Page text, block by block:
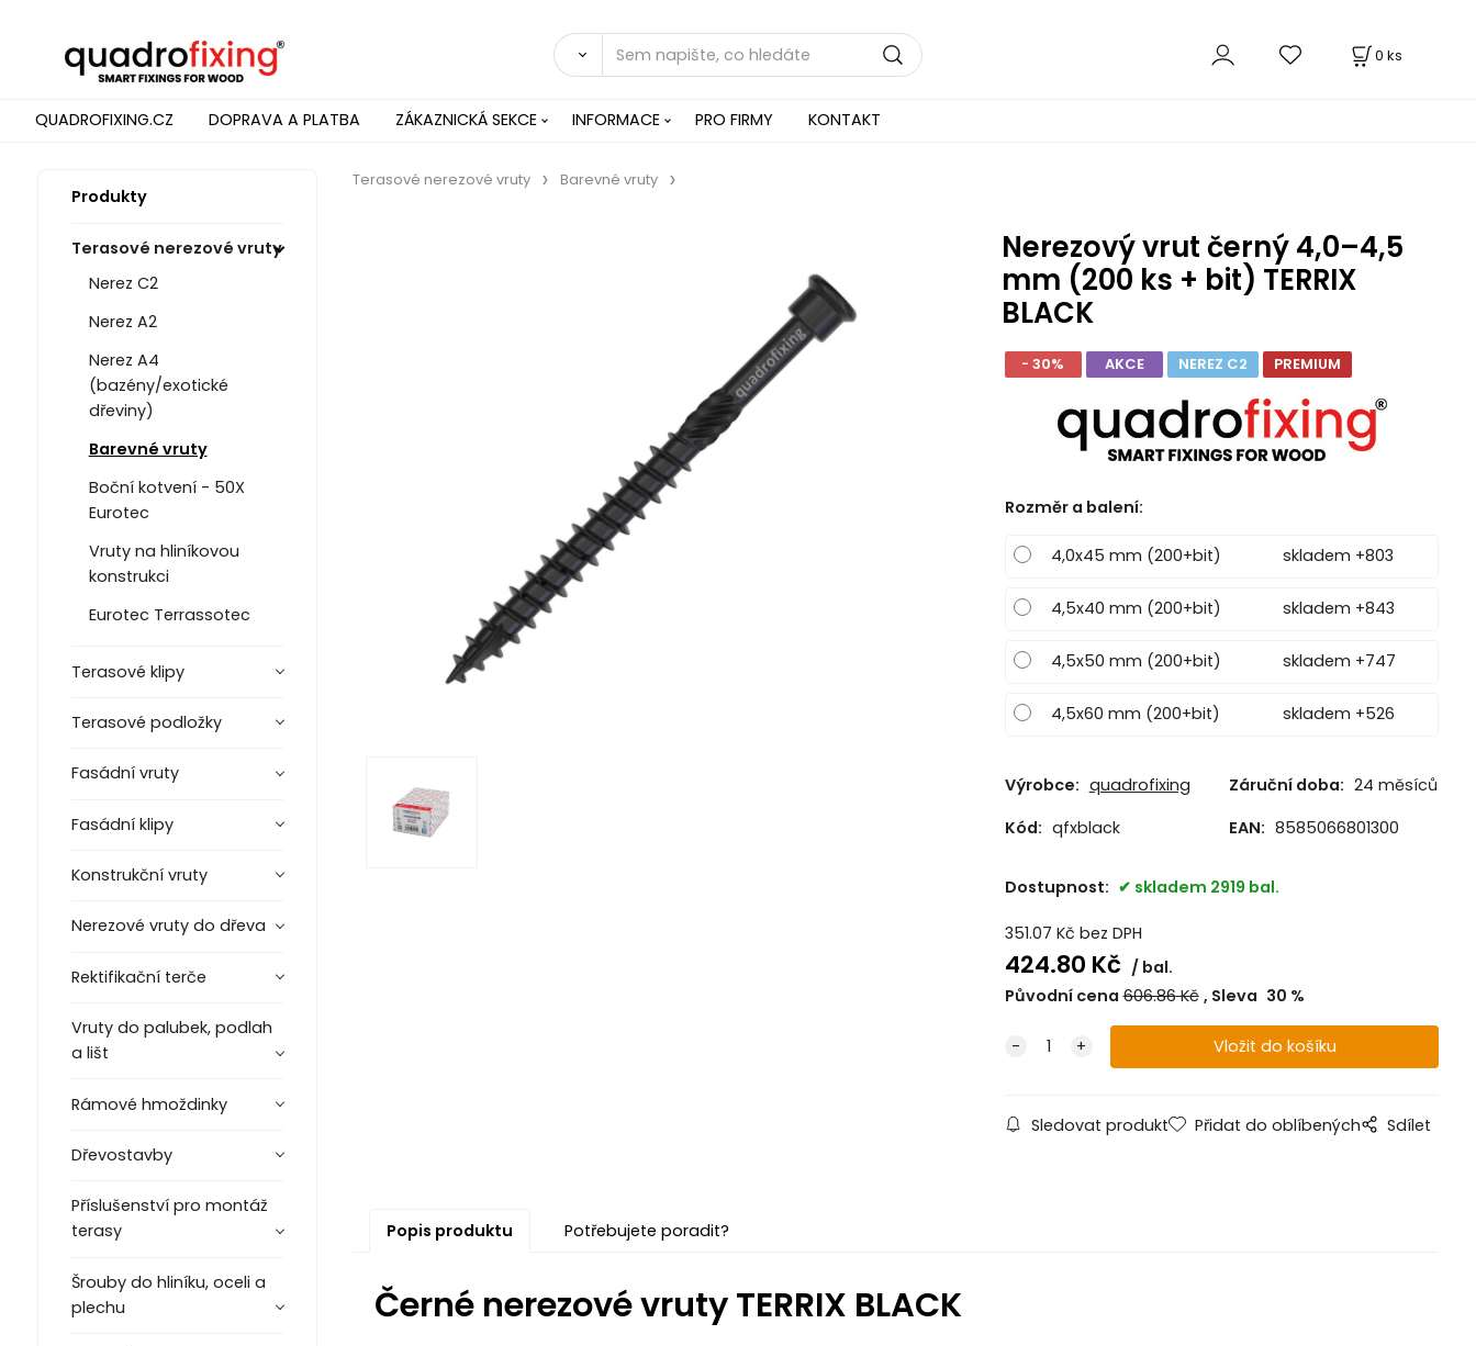
0 ks
QUADROFIXING.CZ DOPRAVA A PLATBA ZÁKAZNICKÁ SEKCE INFORMACE PRO FIRMY KONTAKT
Produkty
Terasové nerezové vruty
Nerez C2
Nerez A2
Nerez A4
(bazény/exotické
dřeviny)
Barevné vruty
Boční kotvení - 50X
Eurotec
Vruty na hliníkovou
konstrukci
Eurotec Terrassotec
Terasové klipy
Terasové podložky
Fasádní vruty
Fasádní klipy
Konstrukční vruty
Nerezové vruty do dřeva
Rektifikační terče
Vruty do palubek, podlah
a lišt
Rámové hmoždinky
Dřevostavby
Příslušenství pro montáž
terasy
Šrouby do hliníku, oceli a
plechu
Terasové nerezové vruty Barevné vruty
Nerezový vrut černý 4,0–4,5
mm (200 ks + bit) TERRIX
BLACK
- 30% AKCE NEREZ C2 PREMIUM
Rozměr a balení:
4,0x45 mm (200+bit) skladem +803
4,5x40 mm (200+bit) skladem +843
4,5x50 mm (200+bit) skladem +747
4,5x60 mm (200+bit) skladem +526
Výrobce: quadrofixing Záruční doba: 24 měsíců
Kód: qfxblack EAN: 8585066801300
Dostupnost: skladem 2919 bal.
351.07 Kč bez DPH
424.80 Kč
bal.
Původní cena 606.86Kč Sleva 30 %
Sledovat produkt Přidat do oblíbených Sdílet
Popis produktu Potřebujete poradit?
Černé nerezové vruty TERRIX BLACK